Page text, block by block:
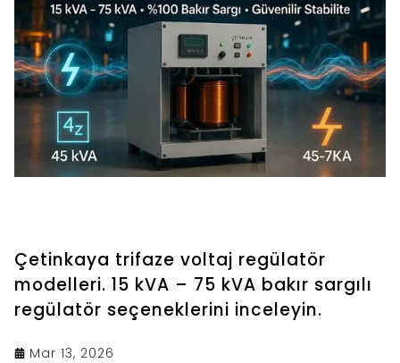
Çetinkaya trifaze voltaj regülatör
modelleri. 15 kVA – 75 kVA bakır sargılı
regülatör seçeneklerini inceleyin.
Mar 13, 2026